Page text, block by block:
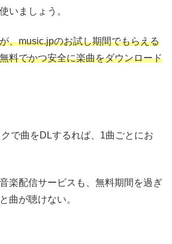
いましょう。
、music.jpのお試し期間でもらえる
料でかつ安全に楽曲をダウンロード
で曲をDLするれば、1曲ごとにお
楽配信サービスも、無料期間を過ぎ
曲が聴けない。